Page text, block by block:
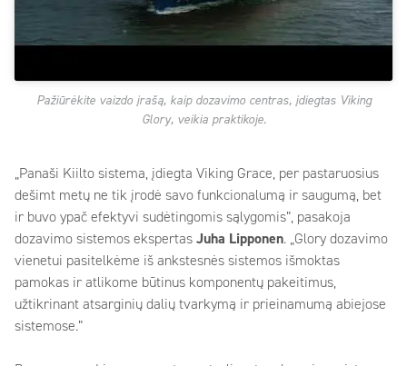
Pažiūrėkite vaizdo įrašą, kaip dozavimo centras, įdiegtas Viking
Glory, veikia praktikoje.
„Panaši Kiilto sistema, įdiegta Viking Grace, per pastaruosius
dešimt metų ne tik įrodė savo funkcionalumą ir saugumą, bet
ir buvo ypač efektyvi sudėtingomis sąlygomis”, pasakoja
dozavimo sistemos ekspertas Juha Lipponen. „Glory dozavimo
vienetui pasitelkėme iš ankstesnės sistemos išmoktas
pamokas ir atlikome būtinus komponentų pakeitimus,
užtikrinant atsarginių dalių tvarkymą ir prieinamumą abiejose
sistemose.”